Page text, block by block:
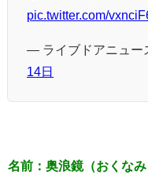
pic.twitter.com/
— ライブドアニュー
14日
名前：奥浪鏡（おくなみ